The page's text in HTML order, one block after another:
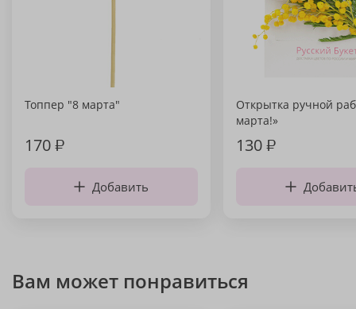
Топпер "8 марта"
170₽
Добавить
Открытка ручной
марта!»
130₽
Вам может понравиться